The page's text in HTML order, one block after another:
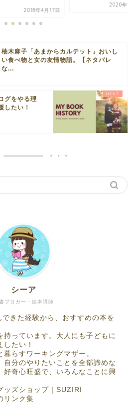
2018年5
柚木麻子「あまからカルテット」おいし
い食べ物と女の友情物語。【ネタバレ
な...
グをやる理
したい！
ブロガー・絵本講師
シーア
きた経験から、おすすめの本を
持っています。大人にも子どもに
したい！
らすワーキングマザー。
自分のやりたいことを全部諦めな
好奇心旺盛で、いろんなことに興
ッズショップ｜SUZIRI
リンク集